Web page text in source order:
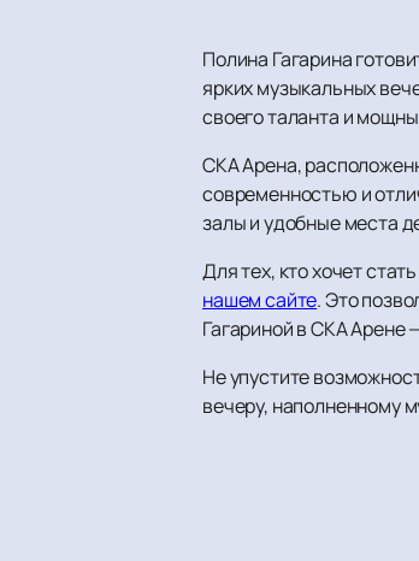
Полина Гагарина
ярких музыкальных
своего таланта и
СКА Арена,
современностью и
залы и удобные места
Для тех, кто хочет
нашем сайте. Это
Гагариной в СКА
Не упустите
вечеру, наполненному